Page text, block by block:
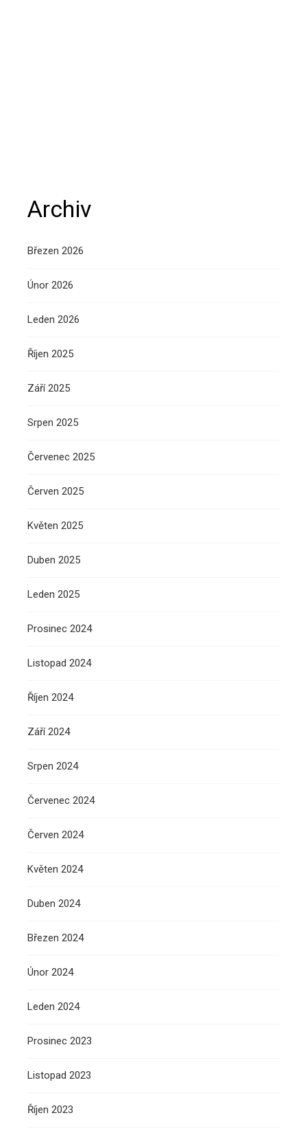
Archiv
Březen 2026
Únor 2026
Leden 2026
Říjen 2025
Září 2025
Srpen 2025
Červenec 2025
Červen 2025
Květen 2025
Duben 2025
Leden 2025
Prosinec 2024
Listopad 2024
Říjen 2024
Září 2024
Srpen 2024
Červenec 2024
Červen 2024
Květen 2024
Duben 2024
Březen 2024
Únor 2024
Leden 2024
Prosinec 2023
Listopad 2023
Říjen 2023